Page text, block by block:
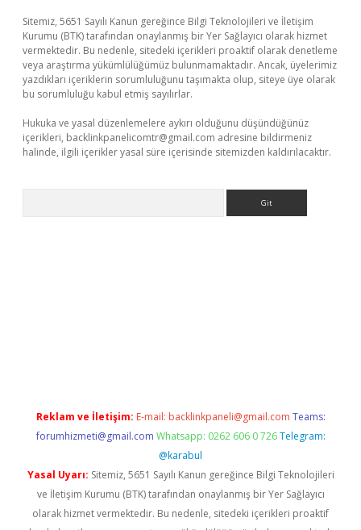
Sitemiz, 5651 Sayılı Kanun gereğince Bilgi Teknolojileri ve İletişim
Kurumu (BTK) tarafından onaylanmış bir Yer Sağlayıcı olarak hizmet
vermektedir. Bu nedenle, sitedeki içerikleri proaktif olarak denetleme
veya araştırma yükümlülüğümüz bulunmamaktadır. Ancak, üyelerimiz
yazdıkları içeriklerin sorumluluğunu taşımakta olup, siteye üye olarak
bu sorumluluğu kabul etmiş sayılırlar.
Hukuka ve yasal düzenlemelere aykırı olduğunu düşündüğünüz
içerikleri, backlinkpanelicomtr@gmail.com adresine bildirmeniz
halinde, ilgili içerikler yasal süre içerisinde sitemizden kaldırılacaktır.
Reklam ve İletişim: E-mail: backlinkpaneli@gmail.com Teams:
forumhizmeti@gmail.com Whatsapp: 0262 606 0 726 Telegram:
@karabul
Yasal Uyarı: Sitemiz, 5651 Sayılı Kanun gereğince Bilgi Teknolojileri
ve İletişim Kurumu (BTK) tarafından onaylanmış bir Yer Sağlayıcı
olarak hizmet vermektedir. Bu nedenle, sitedeki içerikleri proaktif